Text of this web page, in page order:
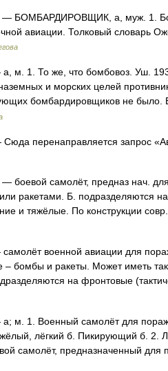
— БОМБАРДИРОВЩИК, а, муж. 1.
авиации. Толковый словарь
м. 1. То же, что бомбовоз. Уш.
и морских целей
бомбардировщиков не
перенаправляется запрос
— боевой самолёт, предназ нач.
ракетами. Б. подразделяются
и тяжёлые. По конструкции
военной авиации для
бомбы и ракеты. Может иметь
на фронтовые
м. 1. Военный самолёт для
лёгкий б. Пикирующий б. 2.
самолёт, предназначенный